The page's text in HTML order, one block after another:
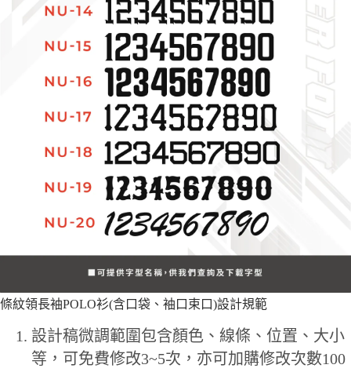
條紋領長袖POLO衫(含口袋、袖口束口)設計規範
設計稿微調範圍包含顏色、線條、位置、大小
等，可免費修改3~5次，亦可加購修改次數100